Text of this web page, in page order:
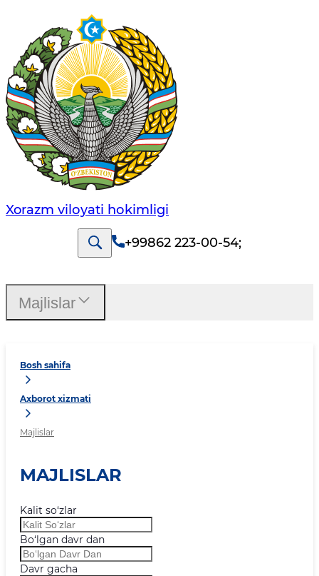
Xorazm vilоyati hоkimligi
+99862 223-00-54;
Bosh sahifa
Axborot xizmati
Majlislar
MAJLISLAR
Kalit so‘zlar
Bo‘lgan davr dan
Davr gacha
Majlislar